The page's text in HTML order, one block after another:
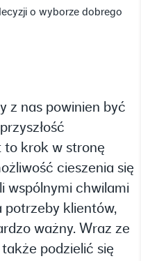
o wyborze dobrego
z nas powinien być
to krok w stronę
cieszenia się
wspólnymi chwilami
potrzeby klientów,
ważny. Wraz ze
podzielić się